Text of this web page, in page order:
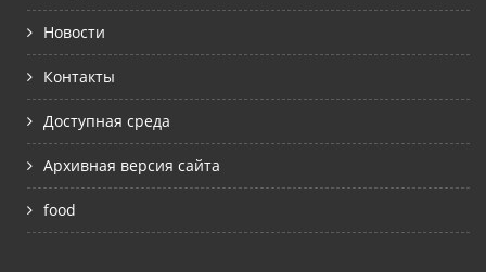
Новости
Контакты
Доступная среда
Архивная версия сайта
food